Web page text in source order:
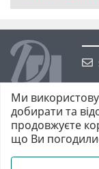
©2026 https://
Всі права захищені.
Ми
добирати та
продовжуєте
що Ви